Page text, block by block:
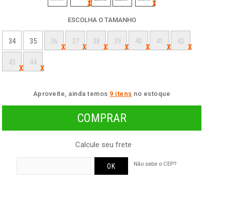
ESCOLHA O TAMANHO
34 35 36 37 38 39 40 41 42
43 44
Aproveite, ainda temos 9 itens no estoque
Calcule seu frete
Não sabe o CEP?